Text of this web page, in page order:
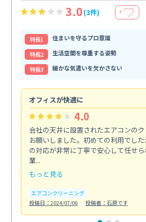
3.0(3件) ＋
特⻑1
住まいを守るプロ意識
特⻑2
生活空間を尊重する姿勢
特⻑3
細かな気遣いを欠かさない
オフィスが快適に
4.0
会社の天井に設置されたエアコンの
お願いしました。初めての利用でし
の対応が非常に丁寧で安心して任せ
業...
もっと見る
エアコンクリーニング
投稿日：2024/07/06
投稿者：石原です